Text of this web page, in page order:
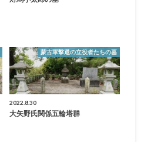
蒙古軍撃退の立役者たちの墓
2022.8.30
大矢野氏関係五輪塔群